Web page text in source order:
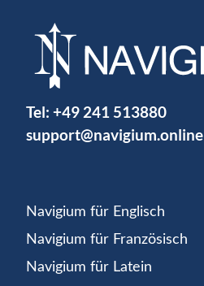
Tel: +49 241 513880
support@navigium.online
Navigium für Englisch
Navigium für Französisch
Navigium für Latein